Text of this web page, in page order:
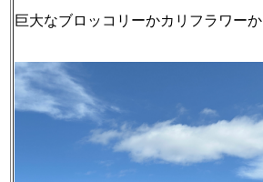
巨大なブロッコリーかカリフラワーか